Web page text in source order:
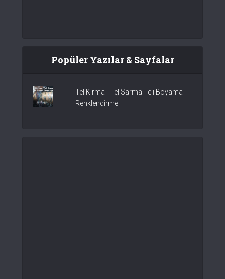
Popüler Yazılar & Sayfalar
Tel Kırma - Tel Sarma Teli Boyama
Renklendirme